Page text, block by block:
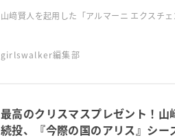
山﨑賢人を起用した「アルマーニ エクスチ
girlswalker編集部
最高のクリスマスプレゼント！山
続投、『今際の国のアリス』シー